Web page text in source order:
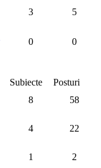
3
5
0 0
Subiecte
Posturi
8 58
4 22
1 2